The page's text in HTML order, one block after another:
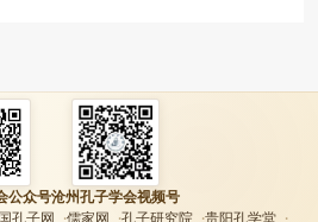
公众号沧州孔子学会视频号
孔子网 儒家网 孔子研究院 贵阳孔学堂